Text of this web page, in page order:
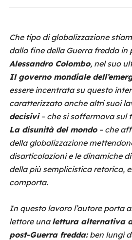
Che tipo di globalizzazione
dalla fine della Guerra fredda in
Alessandro Colombo, nel suo
Il governo mondiale
essere incentrata su questo
caratterizzato anche altri suoi
decisivi– che si soffermava sul
La disunità del mondo– che
della globalizzazione
disarticolazioni e le dinamiche
della più semplicistica retorica,
comporta.
In questo lavoro l’autore porta
lettore una lettura alternativa
post-Guerra fredda:ben lungi